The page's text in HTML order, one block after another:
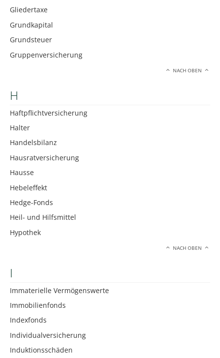
Gliedertaxe
Grundkapital
Grundsteuer
Gruppenversicherung
NACH OBEN
H
Haftpflichtversicherung
Halter
Handelsbilanz
Hausratversicherung
Hausse
Hebeleffekt
Hedge-Fonds
Heil- und Hilfsmittel
Hypothek
NACH OBEN
I
Immaterielle Vermögenswerte
Immobilienfonds
Indexfonds
Individualversicherung
Induktionsschäden